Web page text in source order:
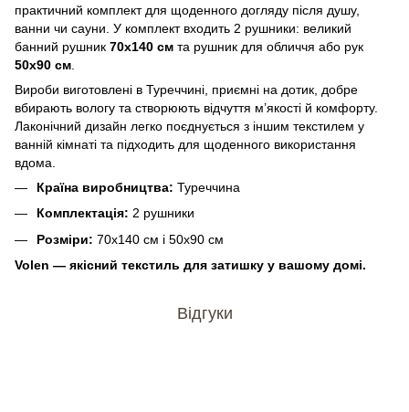
практичний комплект для щоденного догляду після душу,
ванни чи сауни. У комплект входить 2 рушники: великий
банний рушник 70х140 см та рушник для обличчя або рук
50х90 см
Вироби виготовлені в Туреччині, приємні на дотик, добре
вбирають вологу та створюють відчуття м’якості й комфорту.
Лаконічний дизайн легко поєднується з іншим текстилем у
ванній кімнаті та підходить для щоденного використання
вдома.
Країна виробництва: Туреччина
Комплектація: 2 рушники
Розміри: 70х140 см і 50х90 см
Volen — якісний текстиль для затишку у вашому домі.
Відгуки